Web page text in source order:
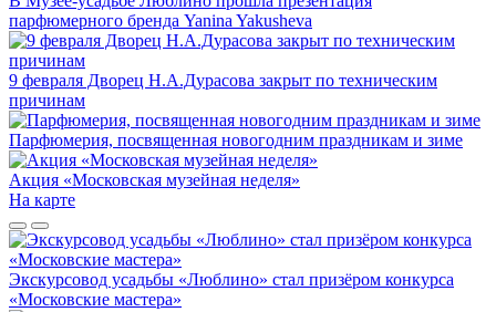
парфюмерного бренда Yanina Yakusheva
9 февраля Дворец Н.А.Дурасова закрыт по техническим
причинам
Парфюмерия, посвященная новогодним праздникам и зиме
Акция «Московская музейная неделя»
На карте
Экскурсовод усадьбы «Люблино» стал призёром конкурса
«Московские мастера»